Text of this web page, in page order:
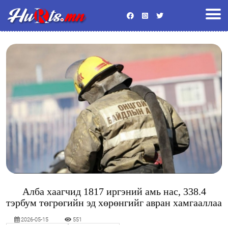
Алба хаагчид 1817 иргэний амь нас, 338.4
тэрбум төгрөгийн эд хөрөнгийг авран хамгааллаа
2026-05-15 551